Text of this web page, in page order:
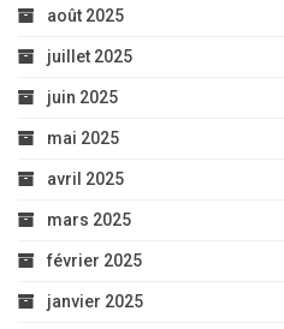
août 2025
juillet 2025
juin 2025
mai 2025
avril 2025
mars 2025
février 2025
janvier 2025